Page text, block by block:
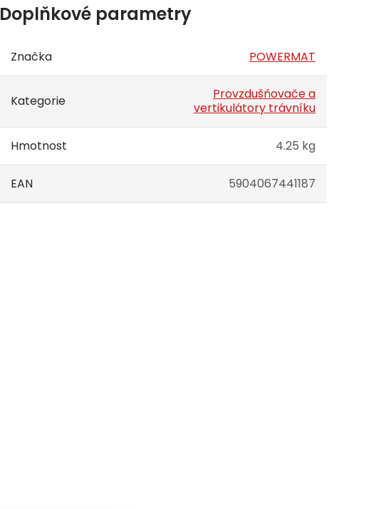
Doplňkové parametry
Značka POWERMAT
Kategorie
Provzdušňovače a
vertikulátory trávníku
Hmotnost 4.25 kg
EAN 5904067441187